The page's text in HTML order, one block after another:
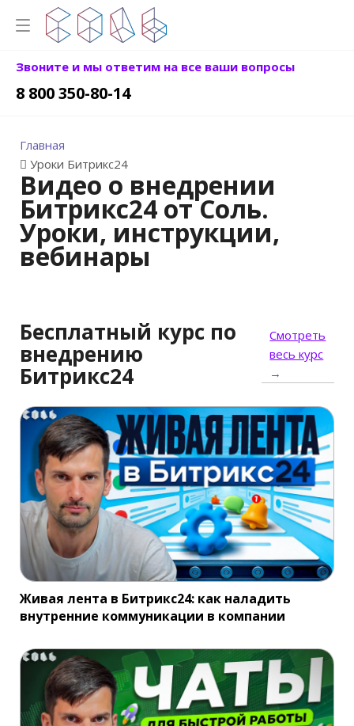
Звоните и мы ответим на все ваши вопросы
8 800 350-80-14
Главная
Уроки Битрикс24
Видео о внедрении
Битрикс24 от Соль.
Уроки, инструкции,
вебинары
Бесплатный курс по
внедрению
Битрикс24
Смотреть
весь курс
→
Живая лента в Битрикс24: как наладить
внутренние коммуникации в компании